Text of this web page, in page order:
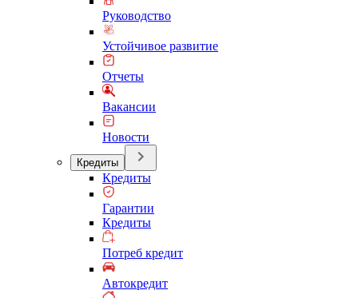
Руководство
Устойчивое развитие
Отчеты
Вакансии
Новости
Кредиты
Кредиты
Гарантии
Кредиты
Потреб кредит
Автокредит